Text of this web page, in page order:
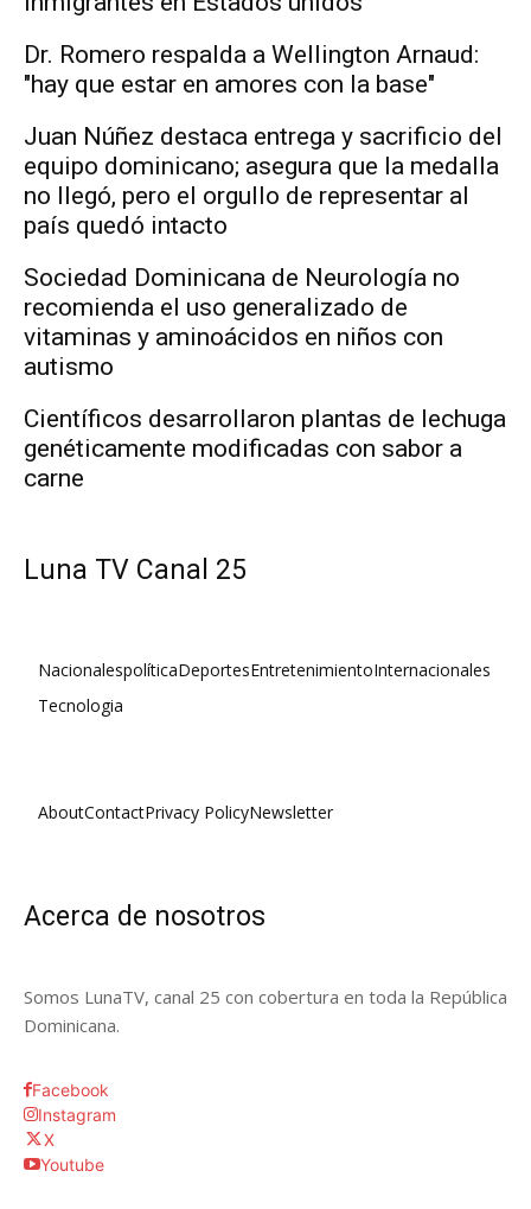
Dr. Romero respalda a Wellington Arnaud:
"hay que estar en amores con la base"
Juan Núñez destaca entrega y sacrificio del
equipo dominicano; asegura que la medalla
no llegó, pero el orgullo de representar al
país quedó intacto
Sociedad Dominicana de Neurología no
recomienda el uso generalizado de
vitaminas y aminoácidos en niños con
autismo
Científicos desarrollaron plantas de lechuga
genéticamente modificadas con sabor a
carne
Luna TV Canal 25
NacionalespolíticaDeportesEntretenimientoInternacionales
Tecnologia
AboutContactPrivacy PolicyNewsletter
Acerca de nosotros
Somos LunaTV, canal 25 con cobertura en toda la República
Dominicana.
Facebook
Instagram
X
Youtube